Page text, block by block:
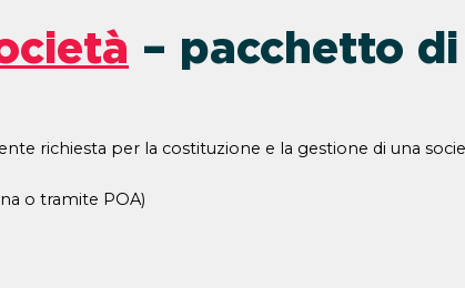
– pacchetto
richiesta per la costituzione e la gestione di una
o tramite POA)